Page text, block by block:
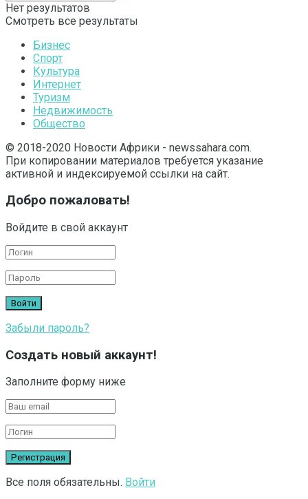
Нет результатов
Смотреть все результаты
Бизнес
Спорт
Культура
Интернет
Туризм
Недвижимость
Общество
© 2018-2020 Новости Африки - newssahara.com.
При копировании материалов требуется указание
активной и индексируемой ссылки на сайт.
Добро пожаловать!
Войдите в свой аккаунт
Забыли пароль?
Создать новый аккаунт!
Заполните форму ниже
Все поля обязательны. Войти